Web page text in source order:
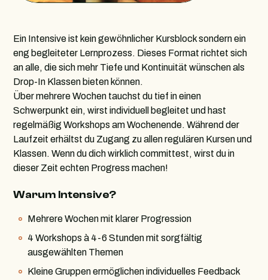
Ein Intensive ist kein gewöhnlicher Kursblock sondern ein
eng begleiteter Lernprozess. Dieses Format richtet sich
an alle, die sich mehr Tiefe und Kontinuität wünschen als
Drop-In Klassen bieten können.
Über mehrere Wochen tauchst du tief in einen
Schwerpunkt ein, wirst individuell begleitet und hast
regelmäßig Workshops am Wochenende. Während der
Laufzeit erhältst du Zugang zu allen regulären Kursen und
Klassen. Wenn du dich wirklich committest, wirst du in
dieser Zeit echten Progress machen!
Warum Intensive?
Mehrere Wochen mit klarer Progression
4 Workshops à 4-6 Stunden mit sorgfältig
ausgewählten Themen
Kleine Gruppen ermöglichen individuelles Feedback